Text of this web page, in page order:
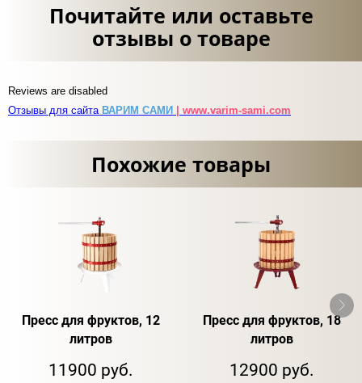
Почитайте или оставьте
отзывы о товаре
Reviews are disabled
Отзывы для сайта ВАРИМ САМИ | www.varim-sami.com
Похожие товары
Пресс для фруктов, 12
литров
11900 руб.
Пресс для фруктов, 18
литров
12900 руб.